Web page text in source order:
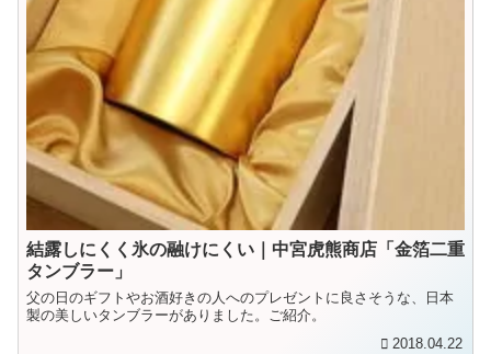
結露しにくく氷の融けにくい｜中宮虎熊商店「金箔二重
タンブラー」
父の日のギフトやお酒好きの人へのプレゼントに良さそうな、日本
製の美しいタンブラーがありました。ご紹介。
2018.04.22